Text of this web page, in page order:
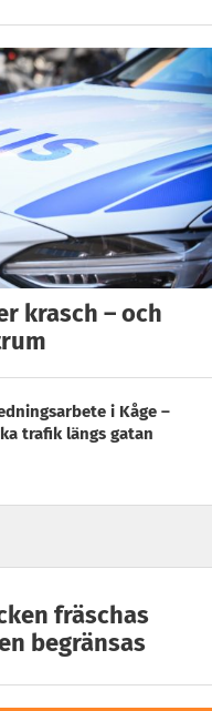
krasch – och
i Kåge –
trafik längs gatan
fräschas
begränsas